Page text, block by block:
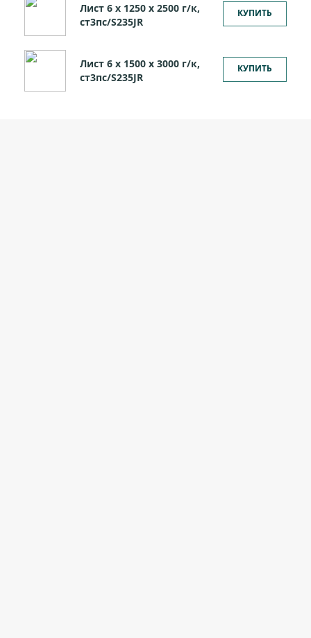
Лист 6 х 1250 х 2500 г/к,
ст3пс/S235JR
КУПИТЬ
Лист 6 х 1500 х 3000 г/к,
ст3пс/S235JR
КУПИТЬ